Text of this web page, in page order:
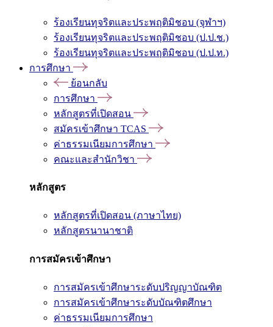
ร้องเรียนทุจริตและประพฤติมิชอบ (จุฬาฯ)
ร้องเรียนทุจริตและประพฤติมิชอบ (ป.ป.ช.)
ร้องเรียนทุจริตและประพฤติมิชอบ (ป.ป.ท.)
การศึกษา
ย้อนกลับ
การศึกษา
หลักสูตรที่เปิดสอน
สมัครเข้าศึกษา TCAS
ค่าธรรมเนียมการศึกษา
คณะและสำนักวิชา
หลักสูตร
หลักสูตรที่เปิดสอน (ภาษาไทย)
หลักสูตรนานาชาติ
การสมัครเข้าศึกษา
การสมัครเข้าศึกษาระดับปริญญาบัณฑิต
การสมัครเข้าศึกษาระดับบัณฑิตศึกษา
ค่าธรรมเนียมการศึกษา